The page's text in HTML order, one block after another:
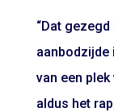
“Dat
aanbodzijde
van een
aldus het